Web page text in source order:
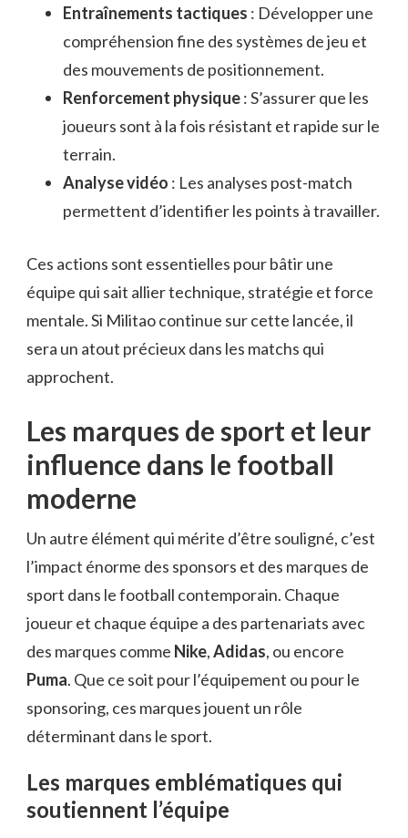
Entraînements tactiques : Développer une
compréhension fine des systèmes de jeu et
des mouvements de positionnement.
Renforcement physique: S’assurer que les
joueurs sont à la fois résistant et rapide sur le
terrain.
Analyse vidéo : Les analyses post-match
permettent d’identifier les points à travailler.
Ces actions sont essentielles pour bâtir une
équipe qui sait allier technique, stratégie et force
mentale. Si Militao continue sur cette lancée, il
sera un atout précieux dans les matchs qui
approchent.
Les marques de sport et leur
influence dans le football
moderne
Un autre élément qui mérite d’être souligné, c’est
l’impact énorme des sponsors et des marques de
sport dans le football contemporain. Chaque
joueur et chaque équipe a des partenariats avec
des marques comme Nike,Adidas, ou encore
Puma. Que ce soit pour l’équipement ou pour le
sponsoring, ces marques jouent un rôle
déterminant dans le sport.
Les marques emblématiques qui
soutiennent l’équipe